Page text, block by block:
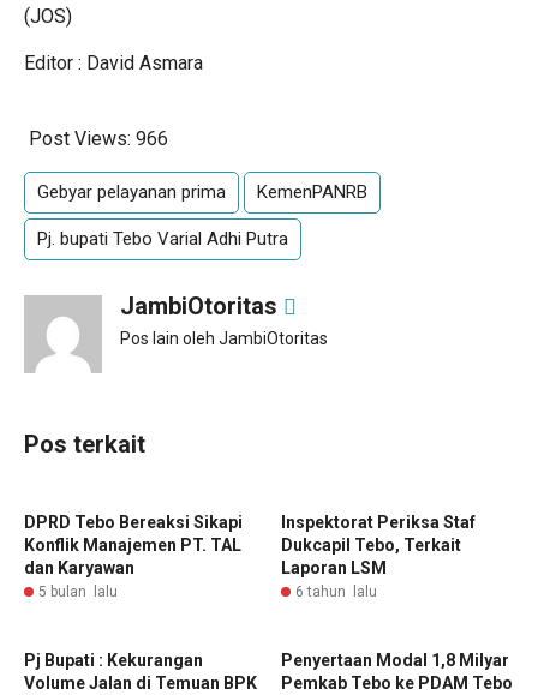
(JOS)
Editor : David Asmara
Post Views: 966
Gebyar pelayanan prima KemenPANRB
Pj. bupati Tebo Varial Adhi Putra
JambiOtoritas
Pos lain oleh JambiOtoritas
Pos terkait
DPRD Tebo Bereaksi Sikapi
Konflik Manajemen PT. TAL
dan Karyawan
5 bulan lalu
Inspektorat Periksa Staf
Dukcapil Tebo, Terkait
Laporan LSM
6 tahun lalu
Pj Bupati : Kekurangan
Volume Jalan di Temuan BPK
Penyertaan Modal 1,8 Milyar
Pemkab Tebo ke PDAM Tebo